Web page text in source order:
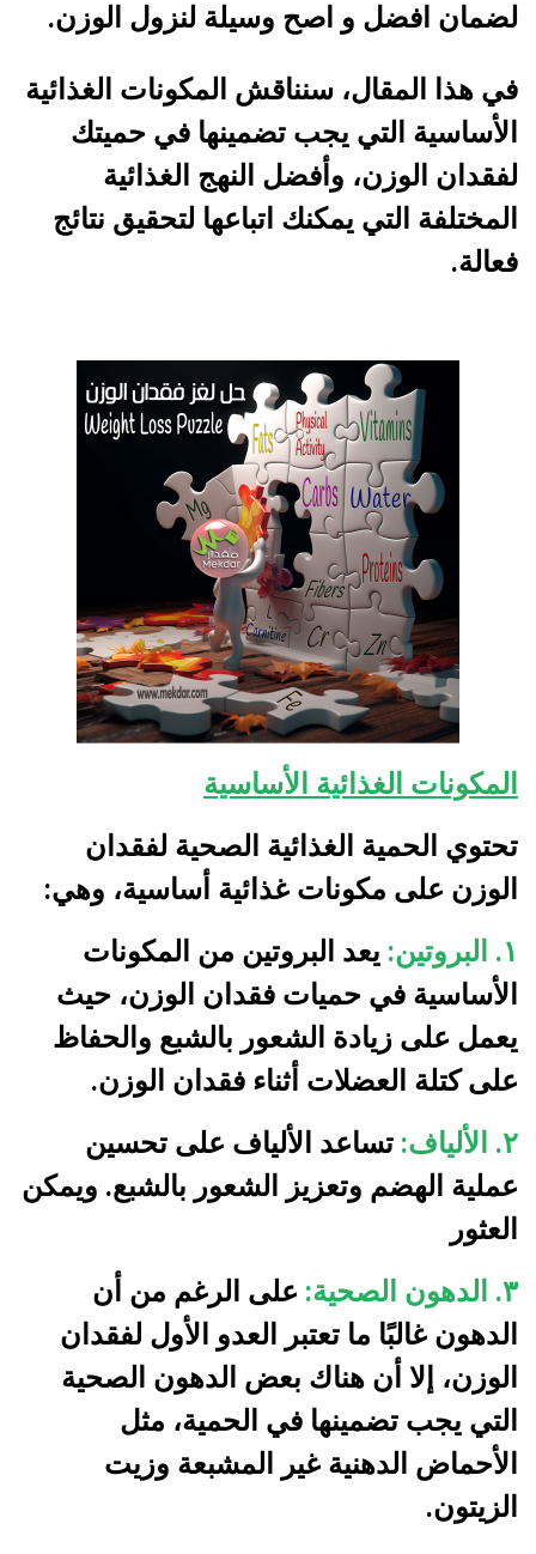
لضمان افضل و اصح وسيلة لنزول الوزن.
في هذا المقال، سنناقش المكونات الغذائية
الأساسية التي يجب تضمينها في حميتك
لفقدان الوزن، وأفضل النهج الغذائية
المختلفة التي يمكنك اتباعها لتحقيق نتائج
فعالة.
المكونات الغذائية الأساسية
تحتوي الحمية الغذائية الصحية لفقدان
الوزن على مكونات غذائية أساسية، وهي:
١. البروتين:
يعد البروتين من المكونات
الأساسية في حميات فقدان الوزن، حيث
يعمل على زيادة الشعور بالشبع والحفاظ
على كتلة العضلات أثناء فقدان الوزن.
٢. الألياف:
تساعد الألياف على تحسين
عملية الهضم وتعزيز الشعور بالشبع. ويمكن
العثور
٣. الدهون الصحية:
على الرغم من أن
الدهون غالبًا ما تعتبر العدو الأول لفقدان
الوزن، إلا أن هناك بعض الدهون الصحية
التي يجب تضمينها في الحمية، مثل
الأحماض الدهنية غير المشبعة وزيت
الزيتون.